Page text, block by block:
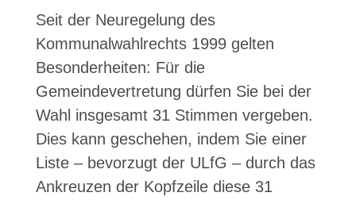
Seit der Neuregelung des
Kommunalwahlrechts 1999 gelten
Besonderheiten: Für die
Gemeindevertretung dürfen Sie bei der
Wahl insgesamt 31 Stimmen vergeben.
Dies kann geschehen, indem Sie einer
Liste – bevorzugt der ULfG – durch das
Ankreuzen der Kopfzeile diese 31